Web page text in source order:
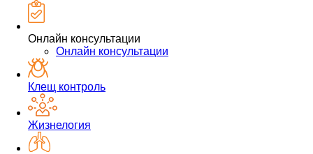
Онлайн консультации
Онлайн консультации
Клещ контроль
Жизнелогия